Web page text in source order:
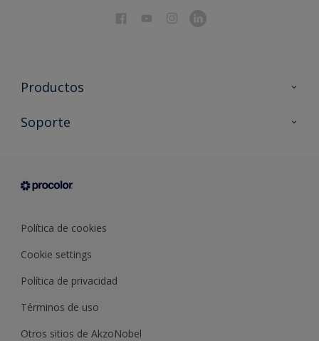
Productos
Todos los productos
Condiciones generales de venta
Soporte
Sobre Procolor
Política de cookies
Cookie settings
Política de privacidad
Términos de uso
Otros sitios de AkzoNobel